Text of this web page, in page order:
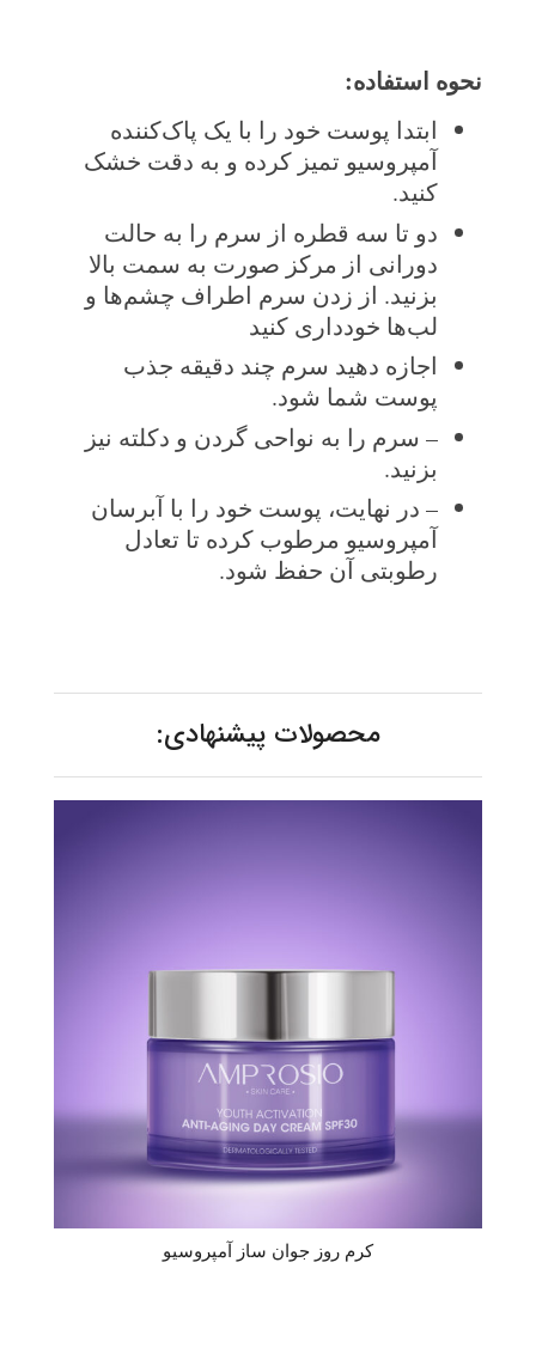
نحوه استفاده:
ابتدا پوست خود را با یک پاک‌کننده
آمپروسیو تمیز کرده و به دقت خشک
کنید.
دو تا سه قطره از سرم را به حالت
دورانی از مرکز صورت به سمت بالا
بزنید. از زدن سرم اطراف چشم‌ها و
لب‌ها خودداری کنید
اجازه دهید سرم چند دقیقه جذب
پوست شما شود.
– سرم را به نواحی گردن و دکلته نیز
بزنید.
– در نهایت، پوست خود را با آبرسان
آمپروسیو مرطوب کرده تا تعادل
رطوبتی آن حفظ شود.
محصولات پیشنهادی:
کرم روز جوان ساز آمپروسیو